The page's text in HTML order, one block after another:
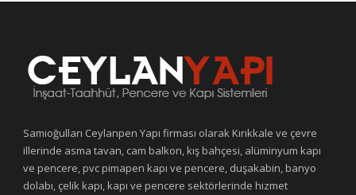
Samioğulları Ceylanpen Yapı firması olarak Kırıkkale ve çevre
illerinde asma tavan, cam balkon, kış bahçesi, alüminyum kapı
ve pencere, pvc pimapen kapı ve pencere, duşakabin, banyo
dolabı, çelik kapı, kapı ve pencere sektörlerinde hizmet